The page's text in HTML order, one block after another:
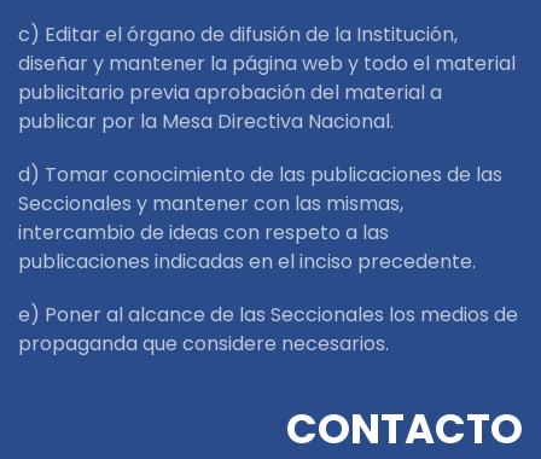
c) Editar el órgano de difusión de la Institución,
diseñar y mantener la página web y todo el material
publicitario previa aprobación del material a
publicar por la Mesa Directiva Nacional.
d) Tomar conocimiento de las publicaciones de las
Seccionales y mantener con las mismas,
intercambio de ideas con respeto a las
publicaciones indicadas en el inciso precedente.
e) Poner al alcance de las Seccionales los medios de
propaganda que considere necesarios.
CONTACTO